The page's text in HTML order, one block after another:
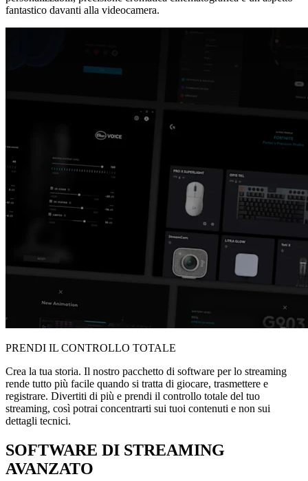
fantastico davanti alla videocamera.
PRENDI IL CONTROLLO TOTALE
Crea la tua storia. Il nostro pacchetto di software per lo streaming
rende tutto più facile quando si tratta di giocare, trasmettere e
registrare. Divertiti di più e prendi il controllo totale del tuo
streaming, così potrai concentrarti sui tuoi contenuti e non sui
dettagli tecnici.
SOFTWARE DI STREAMING
AVANZATO